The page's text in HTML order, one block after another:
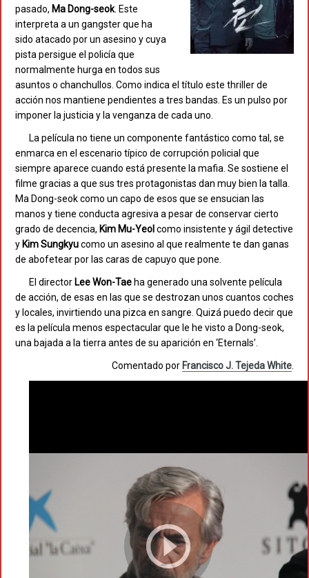
pasado, Ma Dong-seok. Este
interpreta a un gangster que ha
sido atacado por un asesino y cuya
pista persigue el policía que
normalmente hurga en todos sus
asuntos o chanchullos. Como indica el título este thriller de
acción nos mantiene pendientes a tres bandas. Es un pulso por
imponer la justicia y la venganza de cada uno.
La película no tiene un componente fantástico como tal, se
enmarca en el escenario típico de corrupción policial que
siempre aparece cuando está presente la mafia. Se sostiene el
filme gracias a que sus tres protagonistas dan muy bien la talla.
Ma Dong-seok como un capo de esos que se ensucian las
manos y tiene conducta agresiva a pesar de conservar cierto
grado de decencia, Kim Mu-Yeol como insistente y ágil detective
y Kim Sungkyucomo un asesino al que realmente te dan ganas
de abofetear por las caras de capuyo que pone.
El director Lee Won-Tae ha generado una solvente película
de acción, de esas en las que se destrozan unos cuantos coches
y locales, invirtiendo una pizca en sangre. Quizá puedo decir que
es la película menos espectacular que le he visto a Dong-seok,
una bajada a la tierra antes de su aparición en ‘Eternals’.
Comentado por Francisco J. Tejeda White.